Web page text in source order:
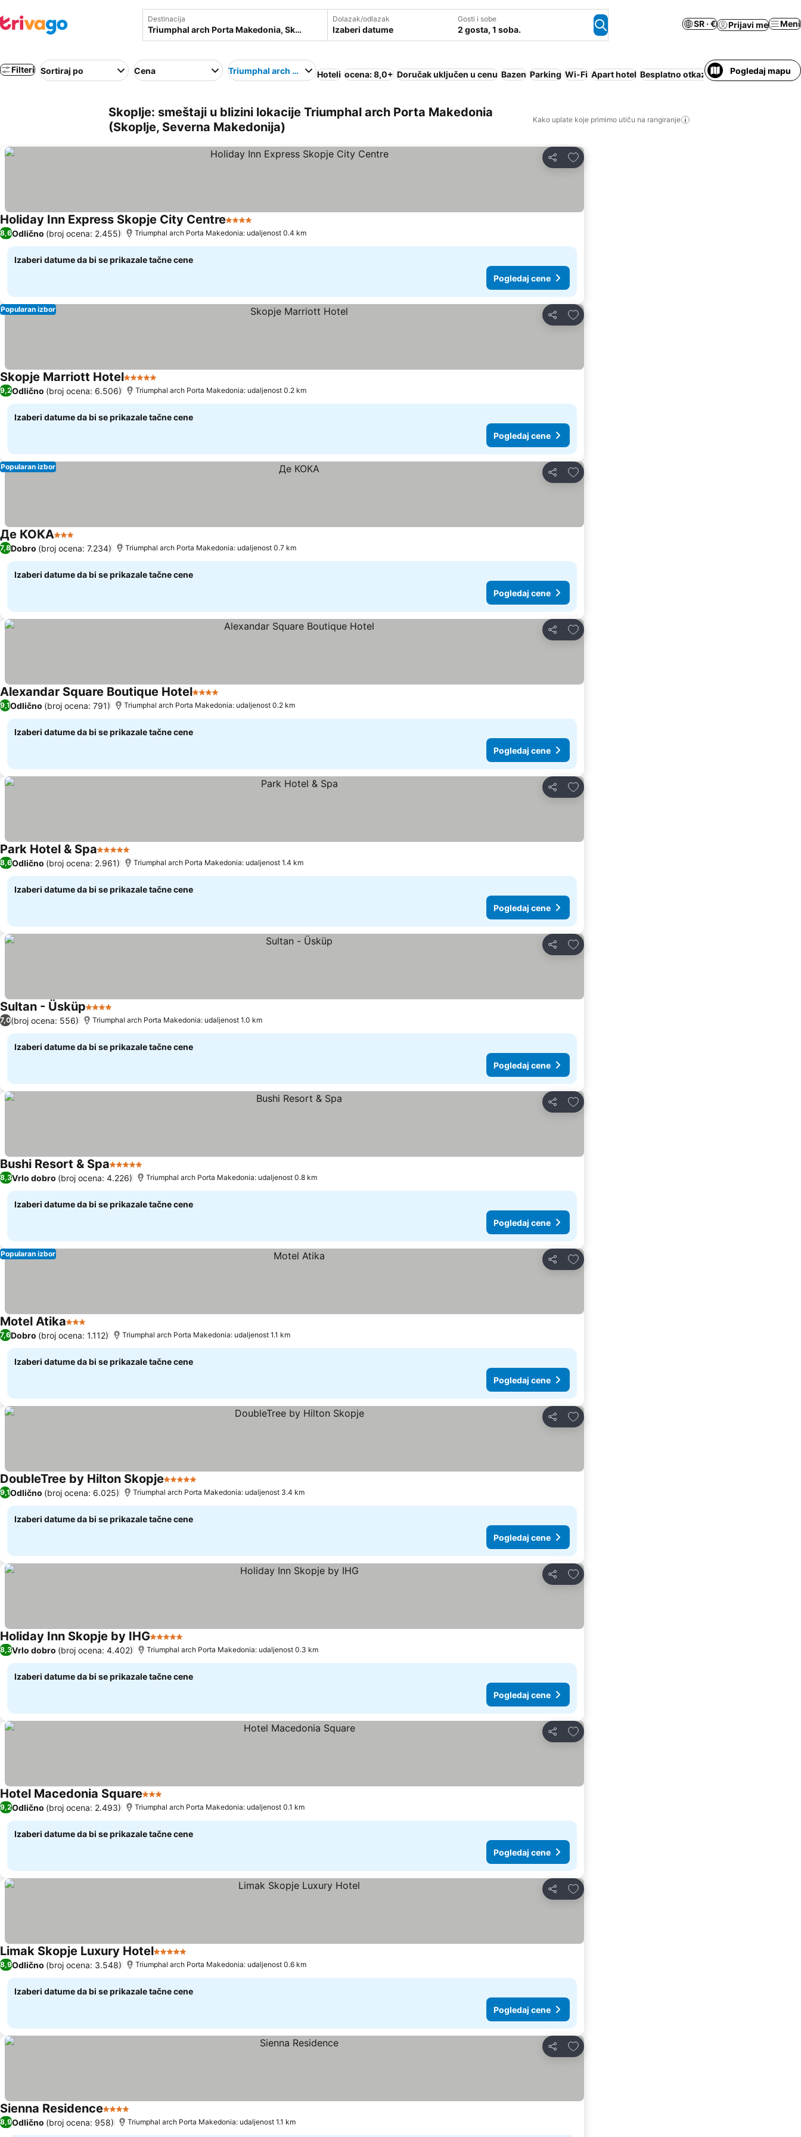
Destinacija Dolazak/odlazak
Izaberi datume
Gosti i sobe
2 gosta, 1 soba.
SR · € Prijavi me Meni
Filteri Sortiraj po Cena Triumphal arch Porta Makedonia
Hoteli ocena: 8,0+ Doručak uključen u cenu Bazen Parking Wi-Fi Apart hotel Besplatno otkazivanje Nije potrebno
Pogledaj mapu
Skoplje: smeštaji u blizini lokacije Triumphal arch Porta Makedonia
(Skoplje, Severna Makedonija)
Kako uplate koje primimo utiču na rangiranje
Deli
Dodati u favorite
Holiday Inn Express Skopje City Centre4 Zvezdice
8,6Odlično (broj ocena: 2.455) Triumphal arch Porta Makedonia: udaljenost 0.4 km
Izaberi datume da bi se prikazale tačne cene
Pogledaj cene
Deli
Dodati u favorite
Popularan izbor
Skopje Marriott Hotel5 Zvezdice
9,2Odlično (broj ocena: 6.506) Triumphal arch Porta Makedonia: udaljenost 0.2 km
Izaberi datume da bi se prikazale tačne cene
Pogledaj cene
Deli
Dodati u favorite
Popularan izbor
Де КОКА3 Zvezdice
7,8Dobro (broj ocena: 7.234) Triumphal arch Porta Makedonia: udaljenost 0.7 km
Izaberi datume da bi se prikazale tačne cene
Pogledaj cene
Deli
Dodati u favorite
Alexandar Square Boutique Hotel4 Zvezdice
9,1Odlično (broj ocena: 791) Triumphal arch Porta Makedonia: udaljenost 0.2 km
Izaberi datume da bi se prikazale tačne cene
Pogledaj cene
Deli
Dodati u favorite
Park Hotel & Spa5 Zvezdice
8,6Odlično (broj ocena: 2.961) Triumphal arch Porta Makedonia: udaljenost 1.4 km
Izaberi datume da bi se prikazale tačne cene
Pogledaj cene
Deli
Dodati u favorite
Sultan - Üsküp4 Zvezdice
7,0(broj ocena: 556) Triumphal arch Porta Makedonia: udaljenost 1.0 km
Izaberi datume da bi se prikazale tačne cene
Pogledaj cene
Deli
Dodati u favorite
Bushi Resort & Spa5 Zvezdice
8,3Vrlo dobro (broj ocena: 4.226) Triumphal arch Porta Makedonia: udaljenost 0.8 km
Izaberi datume da bi se prikazale tačne cene
Pogledaj cene
Deli
Dodati u favorite
Popularan izbor
Motel Atika3 Zvezdice
7,6Dobro (broj ocena: 1.112) Triumphal arch Porta Makedonia: udaljenost 1.1 km
Izaberi datume da bi se prikazale tačne cene
Pogledaj cene
Deli
Dodati u favorite
DoubleTree by Hilton Skopje5 Zvezdice
9,1Odlično (broj ocena: 6.025) Triumphal arch Porta Makedonia: udaljenost 3.4 km
Izaberi datume da bi se prikazale tačne cene
Pogledaj cene
Deli
Dodati u favorite
Holiday Inn Skopje by IHG5 Zvezdice
8,3Vrlo dobro (broj ocena: 4.402) Triumphal arch Porta Makedonia: udaljenost 0.3 km
Izaberi datume da bi se prikazale tačne cene
Pogledaj cene
Deli
Dodati u favorite
Hotel Macedonia Square3 Zvezdice
9,2Odlično (broj ocena: 2.493) Triumphal arch Porta Makedonia: udaljenost 0.1 km
Izaberi datume da bi se prikazale tačne cene
Pogledaj cene
Deli
Dodati u favorite
Limak Skopje Luxury Hotel5 Zvezdice
8,9Odlično (broj ocena: 3.548) Triumphal arch Porta Makedonia: udaljenost 0.6 km
Izaberi datume da bi se prikazale tačne cene
Pogledaj cene
Deli
Dodati u favorite
Sienna Residence4 Zvezdice
8,9Odlično (broj ocena: 958) Triumphal arch Porta Makedonia: udaljenost 1.1 km